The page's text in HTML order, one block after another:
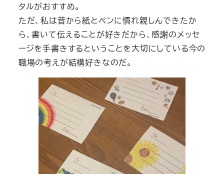
タルがおすすめ。
ただ、私は昔から紙とペンに慣れ親しんできたか
ら、書いて伝えることが好きだから、感謝のメッセ
ージを手書きするということを大切にしている今の
職場の考えが結構好きなのだ。